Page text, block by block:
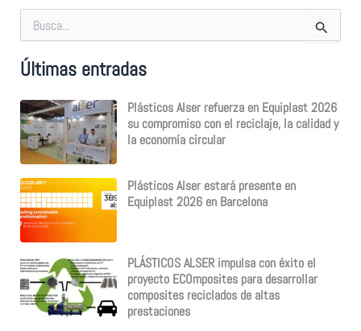
c
a
r
p
o
r
:
Últimas entradas
Plásticos Alser refuerza en Equiplast 2026
su compromiso con el reciclaje, la calidad y
la economía circular
Plásticos Alser estará presente en
Equiplast 2026 en Barcelona
PLÁSTICOS ALSER impulsa con éxito el
proyecto ECOmposites para desarrollar
composites reciclados de altas
prestaciones